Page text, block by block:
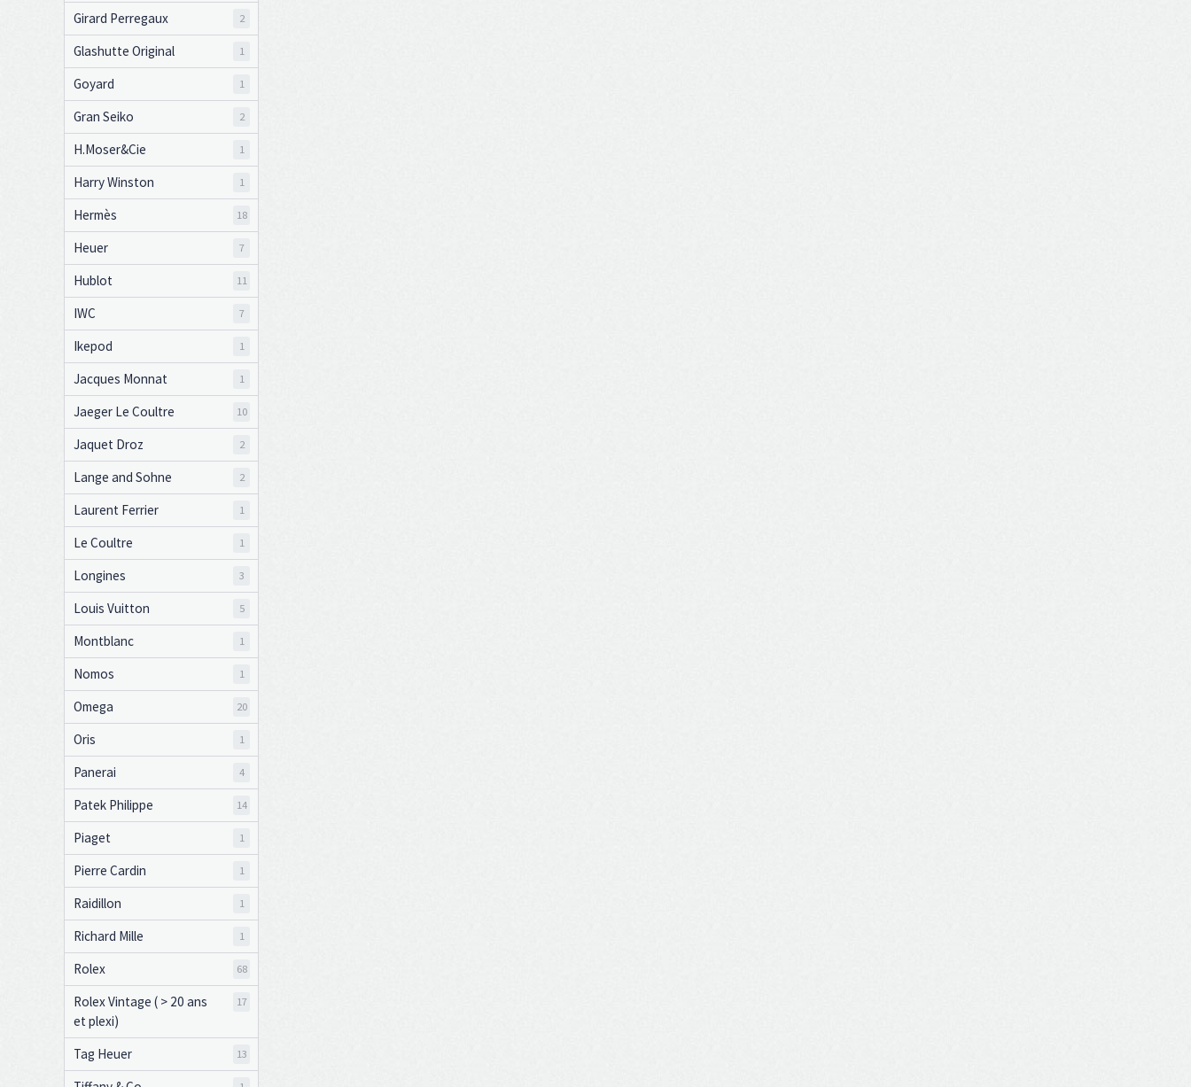
Girard Perregaux 2
Glashutte Original 1
Goyard 1
Gran Seiko 2
H.Moser&Cie 1
Harry Winston 1
Hermès 18
Heuer 7
Hublot 11
IWC 7
Ikepod 1
Jacques Monnat 1
Jaeger Le Coultre 10
Jaquet Droz 2
Lange and Sohne 2
Laurent Ferrier 1
Le Coultre 1
Longines 3
Louis Vuitton 5
Montblanc 1
Nomos 1
Omega 20
Oris 1
Panerai 4
Patek Philippe 14
Piaget 1
Pierre Cardin 1
Raidillon 1
Richard Mille 1
Rolex 68
Rolex Vintage ( > 20 ans
et plexi)
17
Tag Heuer 13